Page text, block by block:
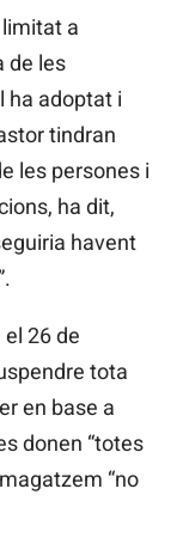
limitat a
de les
ha adoptat i
tindran
les persones i
ha dit,
havent
26 de
tota
en base a
donen “totes
“no